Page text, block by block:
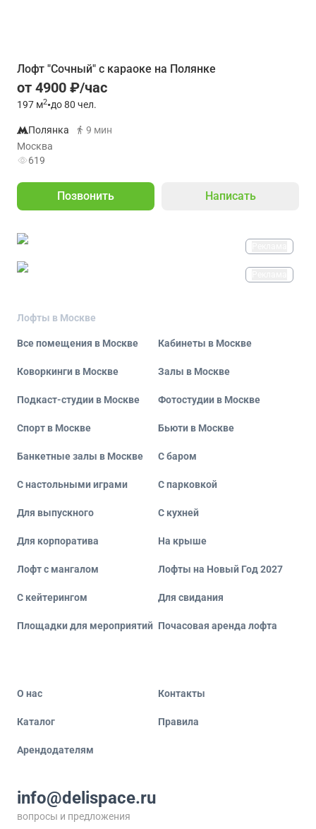
Лофт "Сочный" с караоке на Полянке
от 4900 ₽/час
197 м2•до 80 чел.
Полянка
9 мин
Москва
619
Позвонить Написать
Лофты в Москве
Все помещения в Москве Кабинеты в Москве
Коворкинги в Москве Залы в Москве
Подкаст-студии в Москве Фотостудии в Москве
Спорт в Москве Бьюти в Москве
Банкетные залы в Москве С баром
С настольными играми С парковкой
Для выпускного С кухней
Для корпоратива На крыше
Лофт с мангалом Лофты на Новый Год 2027
С кейтерингом Для свидания
Площадки для мероприятий Почасовая аренда лофта
О нас Контакты
Каталог Правила
Арендодателям
info@delispace.ru
вопросы и предложения